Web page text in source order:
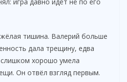
тишина. Валерий больше
дала трещину, едва
хорошо умела
Он отвёл взгляд первым.